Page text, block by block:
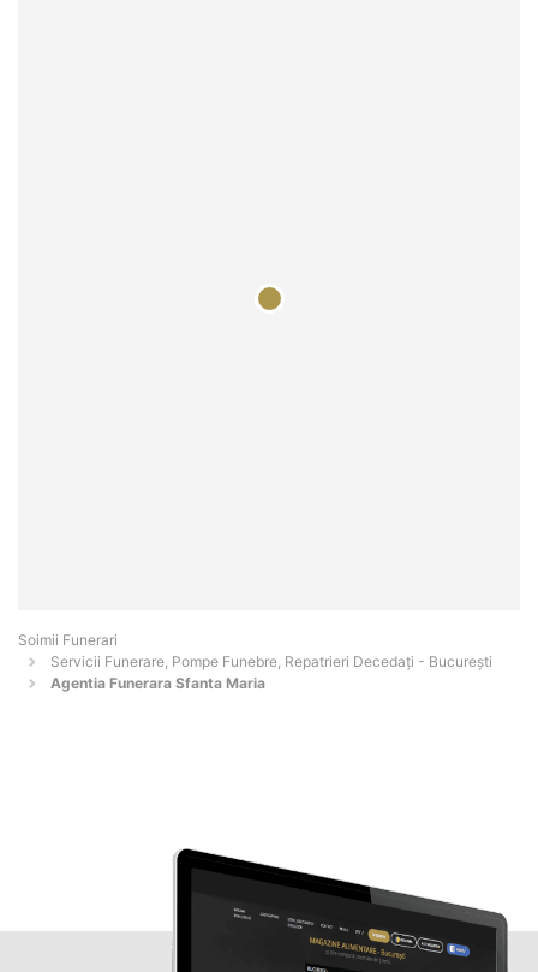
Soimii Funerari
Servicii Funerare, Pompe Funebre, Repatrieri Decedați - Bucureşti
Agentia Funerara Sfanta Maria